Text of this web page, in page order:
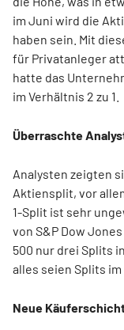
im Juni wird die
haben sein. Mit
für Privatanleger
hatte das
im Verhältnis 2 zu 1.
Überraschte
Analysten zeigten
Aktiensplit, vor
1-Split ist sehr
von S&P Dow
500 nur drei Splits
alles seien Splits im
Neue